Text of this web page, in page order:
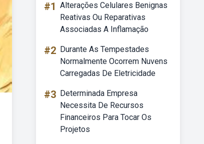
#1 Alterações Celulares Benignas
Reativas Ou Reparativas
Associadas A Inflamação
#2 Durante As Tempestades
Normalmente Ocorrem Nuvens
Carregadas De Eletricidade
#3 Determinada Empresa
Necessita De Recursos
Financeiros Para Tocar Os
Projetos